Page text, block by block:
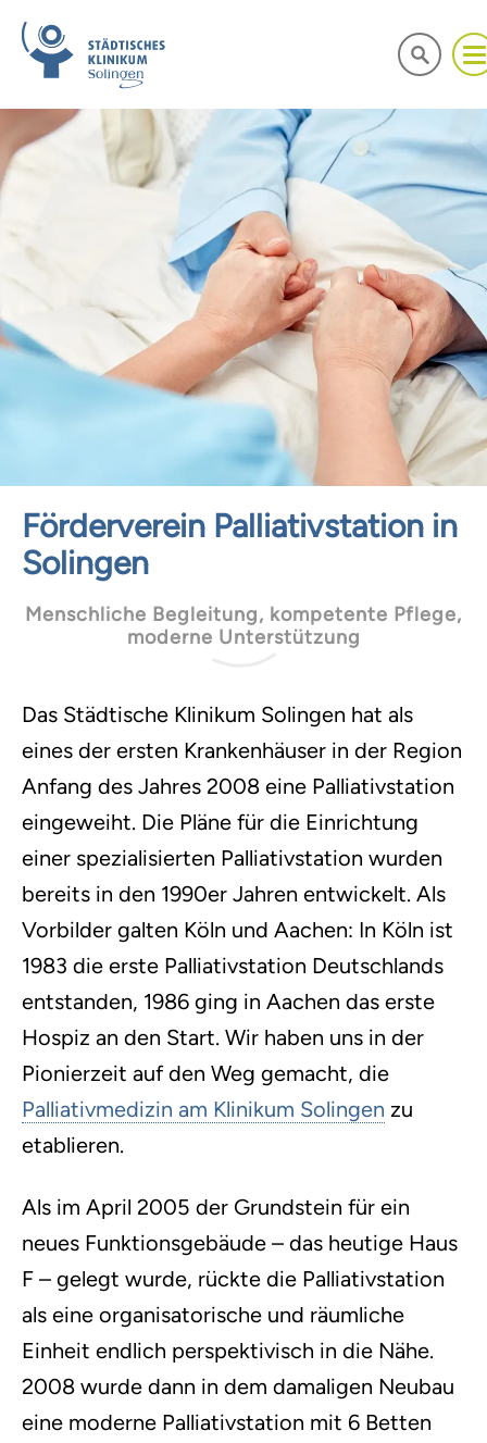
Förderverein Palliativstation in
Solingen
Menschliche Begleitung, kompetente Pflege,
moderne Unterstützung
Das Städtische Klinikum Solingen hat als
eines der ersten Krankenhäuser in der Region
Anfang des Jahres 2008 eine Palliativstation
eingeweiht. Die Pläne für die Einrichtung
einer spezialisierten Palliativstation wurden
bereits in den 1990er Jahren entwickelt. Als
Vorbilder galten Köln und Aachen: In Köln ist
1983 die erste Palliativstation Deutschlands
entstanden, 1986 ging in Aachen das erste
Hospiz an den Start. Wir haben uns in der
Pionierzeit auf den Weg gemacht, die
Palliativmedizin am Klinikum Solingen zu
etablieren.
Als im April 2005 der Grundstein für ein
neues Funktionsgebäude – das heutige Haus
F – gelegt wurde, rückte die Palliativstation
als eine organisatorische und räumliche
Einheit endlich perspektivisch in die Nähe.
2008 wurde dann in dem damaligen Neubau
eine moderne Palliativstation mit 6 Betten